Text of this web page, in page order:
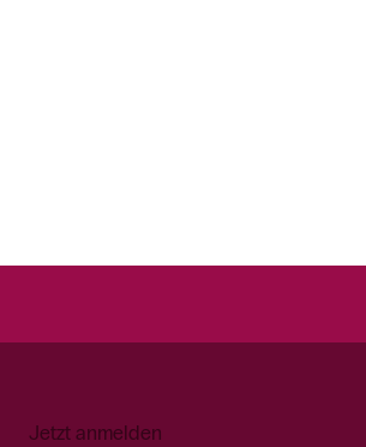
Jetzt anmelden